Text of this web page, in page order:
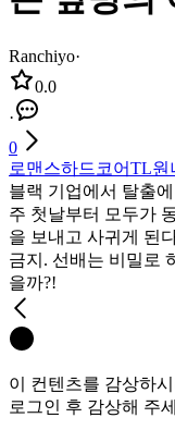
Ranchiyo·
0.0
·
0
로맨스하드코어TL원
블랙 기업에서 탈출
주 첫날부터 모두가
을 보내고 사귀게 된
금지. 선배는 비밀로
을까?!
이 컨텐츠를 감상하
로그인 후 감상해 주